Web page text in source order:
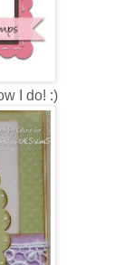
I do! :)